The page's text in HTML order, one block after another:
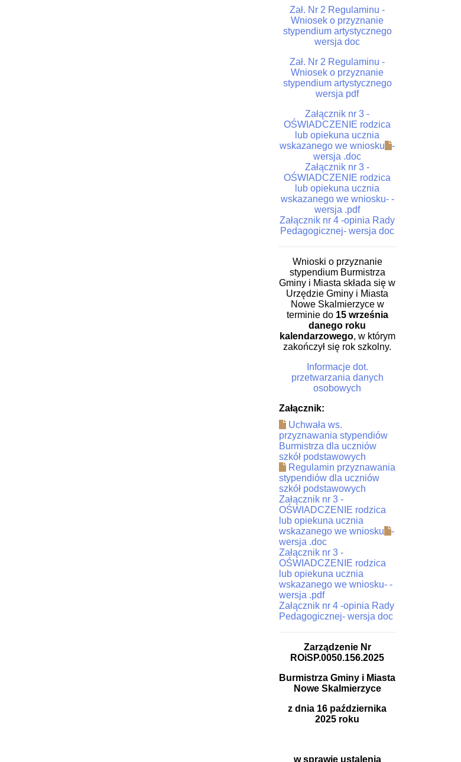
Zał. Nr 2 Regulaminu -
Wniosek o przyznanie
stypendium artystycznego
wersja doc
Zał. Nr 2 Regulaminu -
Wniosek o przyznanie
stypendium artystycznego
wersja pdf
Załącznik nr 3 -
OŚWIADCZENIE rodzica
lub opiekuna ucznia
wskazanego we wniosku
-
wersja .doc
Załącznik nr 3 -
OŚWIADCZENIE rodzica
lub opiekuna ucznia
wskazanego we wniosku--
wersja .pdf
Załącznik nr 4 -opinia Rady
Pedagogicznej- wersja doc
Wnioski o przyznanie
stypendium Burmistrza
Gminy i Miasta składa się w
Urzędzie Gminy i Miasta
Nowe Skalmierzyce w
terminie do 15 września
danego roku
kalendarzowego, w którym
zakończył się rok szkolny.
Informacje dot.
przetwarzania danych
osobowych
Załącznik:
Uchwała ws.
przyznawania stypendiów
Burmistrza dla uczniów
szkół podstawowych
Regulamin przyznawania
stypendiów dla uczniów
szkół podstawowych
Załącznik nr 3 -
OŚWIADCZENIE rodzica
lub opiekuna ucznia
wskazanego we wniosku
-
wersja .doc
Załącznik nr 3 -
OŚWIADCZENIE rodzica
lub opiekuna ucznia
wskazanego we wniosku--
wersja .pdf
Załącznik nr 4 -opinia Rady
Pedagogicznej- wersja doc
Zarządzenie Nr
ROiSP.0050.156.2025
Burmistrza Gminy i Miasta
Nowe Skalmierzyce
z dnia 16 października
2025 roku
w sprawie ustalenia